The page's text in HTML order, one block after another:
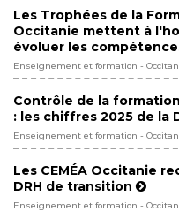
Les Trophées de la
Occitanie mettent à
évoluer les
Enseignement et formation -
Contrôle de la
: les chiffres 2025 de la
Enseignement et formation -
Les CEMÉA Occitanie
DRH de transition
Enseignement et formation -